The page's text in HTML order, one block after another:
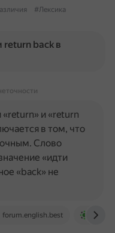
#Лексика
back в
forum.english.best
и «return
в том, что
Слово
«идти
«back» не